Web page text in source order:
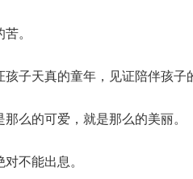
。
子天真的童年，见证陪伴孩子
么的可爱，就是那么的美丽。
不能出息。